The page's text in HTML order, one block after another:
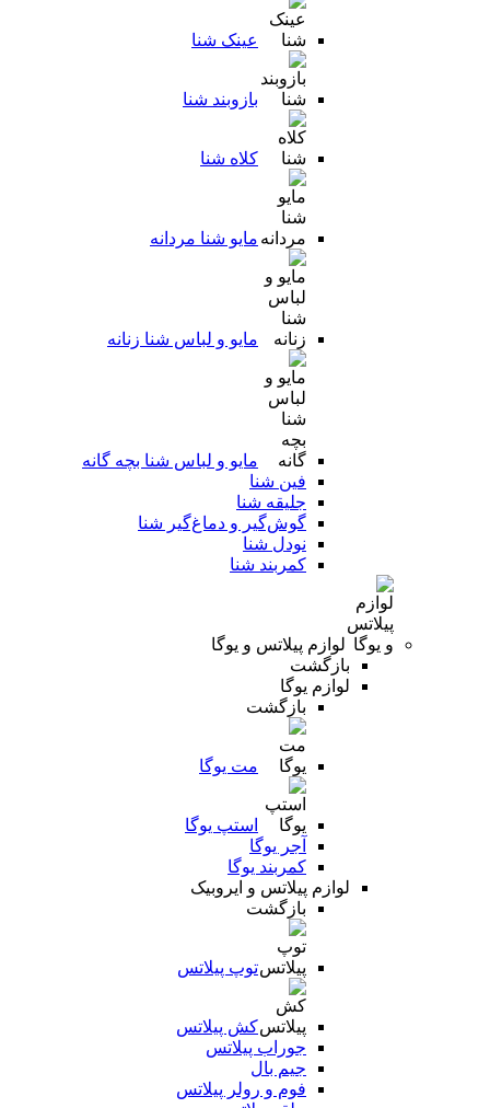
عینک شنا
بازوبند شنا
کلاه شنا
مایو شنا مردانه
مایو و لباس شنا زنانه
مایو و لباس شنا بچه گانه
فین شنا
جلیقه شنا
گوش‌گیر و دماغ‌گیر شنا
نودل شنا
کمربند شنا
لوازم پیلاتس و یوگا
بازگشت
لوازم یوگا
بازگشت
مت یوگا
استپ یوگا
آجر یوگا
کمربند یوگا
لوازم پیلاتس و ایروبیک
بازگشت
توپ پیلاتس
کش پیلاتس
جوراب پیلاتس
جیم بال
فوم و رولر پیلاتس